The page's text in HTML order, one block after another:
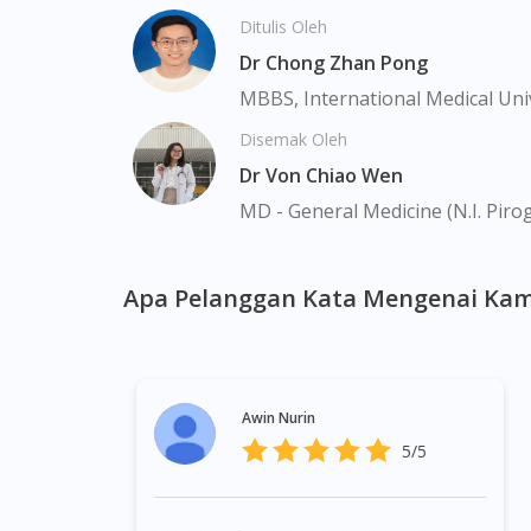
Marina, Macpherson, Mandai, Newton,
Valley, Sembawang, Sengkang,
Tengah, Upper East Coast, Upper Bukit
Ditulis Oleh
Dr Chong Zhan Pong
MBBS, International Medical
Disemak Oleh
Dr Von Chiao Wen
MD - General Medicine (N.I.
Apa Pelanggan Kata Mengenai
Awin Nurin
5/5